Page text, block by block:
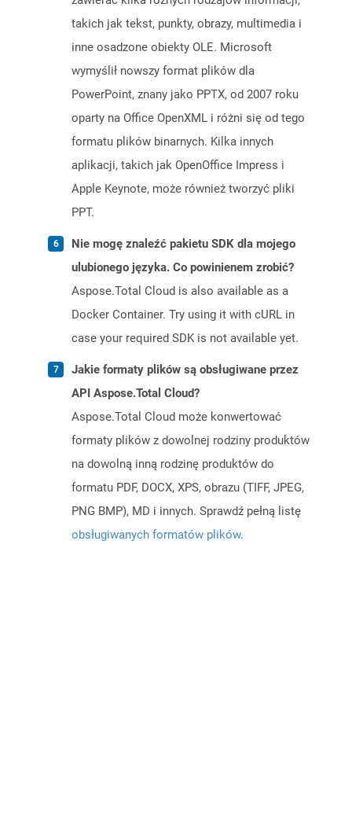
takich jak tekst, punkty, obrazy, multimedia i
inne osadzone obiekty OLE. Microsoft
wymyślił nowszy format plików dla
PowerPoint, znany jako PPTX, od 2007 roku
oparty na Office OpenXML i różni się od tego
formatu plików binarnych. Kilka innych
aplikacji, takich jak OpenOffice Impress i
Apple Keynote, może również tworzyć pliki
PPT.
Nie mogę znaleźć pakietu SDK dla mojego
ulubionego języka. Co powinienem zrobić?
Aspose.Total Cloud is also available as a
Docker Container. Try using it with cURL in
case your required SDK is not available yet.
Jakie formaty plików są obsługiwane przez
API Aspose.Total Cloud?
Aspose.Total Cloud może konwertować
formaty plików z dowolnej rodziny produktów
na dowolną inną rodzinę produktów do
formatu PDF, DOCX, XPS, obrazu (TIFF, JPEG,
PNG BMP), MD i innych. Sprawdź pełną listę
obsługiwanych formatów plików.